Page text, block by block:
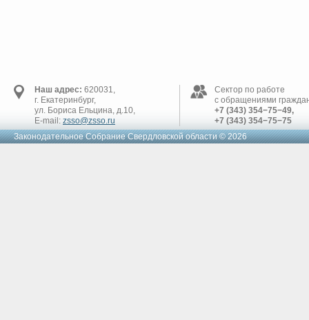
Наш адрес: 620031,
г. Екатеринбург,
ул. Бориса Ельцина, д.10,
E-mail: zsso@zsso.ru
Сектор по работе
с обращениями
+7 (343) 354−75−49,
+7 (343) 354−75−75
Законодательное Cобрание Свердловской области © 2026